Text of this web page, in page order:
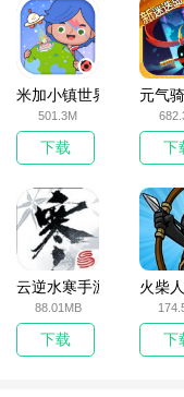
米加小镇世界2025官方
501.3M
下载
元气
下
云逆水寒手游
88.01MB
下载
火柴
下